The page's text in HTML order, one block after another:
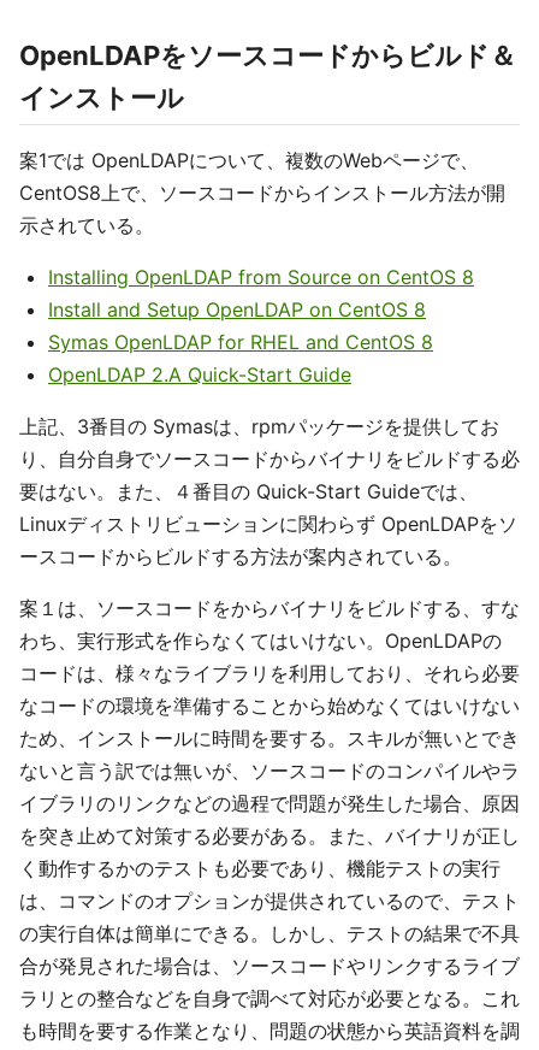
OpenLDAPをソースコードからビルド＆
インストール
案1では OpenLDAPについて、複数のWebページで、
CentOS8上で、ソースコードからインストール方法が開
示されている。
Installing OpenLDAP from Source on CentOS 8
Install and Setup OpenLDAP on CentOS 8
Symas OpenLDAP for RHEL and CentOS 8
OpenLDAP 2.A Quick-Start Guide
上記、3番目の Symasは、rpmパッケージを提供してお
り、自分自身でソースコードからバイナリをビルドする必
要はない。また、４番目の Quick-Start Guideでは、
Linuxディストリビューションに関わらず OpenLDAPをソ
ースコードからビルドする方法が案内されている。
案１は、ソースコードをからバイナリをビルドする、すな
わち、実行形式を作らなくてはいけない。OpenLDAPの
コードは、様々なライブラリを利用しており、それら必要
なコードの環境を準備することから始めなくてはいけない
ため、インストールに時間を要する。スキルが無いとでき
ないと言う訳では無いが、ソースコードのコンパイルやラ
イブラリのリンクなどの過程で問題が発生した場合、原因
を突き止めて対策する必要がある。また、バイナリが正し
く動作するかのテストも必要であり、機能テストの実行
は、コマンドのオプションが提供されているので、テスト
の実行自体は簡単にできる。しかし、テストの結果で不具
合が発見された場合は、ソースコードやリンクするライブ
ラリとの整合などを自身で調べて対応が必要となる。これ
も時間を要する作業となり、問題の状態から英語資料を調